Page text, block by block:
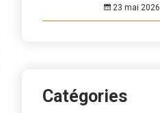
23 mai 2026
Catégories